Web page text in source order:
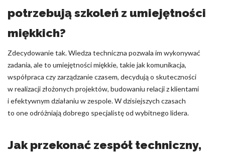
potrzebują szkoleń z umiejętności
miękkich?
Zdecydowanie tak. Wiedza techniczna pozwala im wykonywać
zadania, ale to umiejętności miękkie, takie jak komunikacja,
współpraca czy zarządzanie czasem, decydują o skuteczności
w realizacji złożonych projektów, budowaniu relacji z klientami
i efektywnym działaniu w zespole. W dzisiejszych czasach
to one odróżniają dobrego specjalistę od wybitnego lidera.
Jak przekonać zespół techniczny,